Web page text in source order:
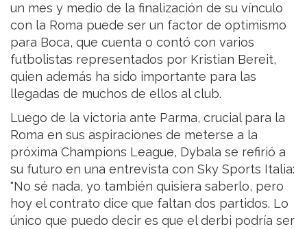
un mes y medio de la finalización de su vínculo
con la Roma puede ser un factor de optimismo
para Boca, que cuenta o contó con varios
futbolistas representados por Kristian Bereit,
quien además ha sido importante para las
llegadas de muchos de ellos al club.
Luego de la victoria ante Parma, crucial para la
Roma en sus aspiraciones de meterse a la
próxima Champions League, Dybala se refirió a
su futuro en una entrevista con Sky Sports Italia:
"No sé nada, yo también quisiera saberlo, pero
hoy el contrato dice que faltan dos partidos. Lo
único que puedo decir es que el derbi podría ser